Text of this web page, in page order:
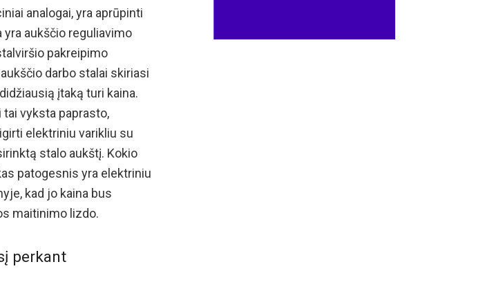
analogai, yra aprūpinti
aukščio reguliavimo
pakreipimo
darbo stalai skiriasi
įtaką turi kaina.
vyksta paprasto,
elektriniu varikliu su
stalo aukštį. Kokio
patogesnis yra elektriniu
kad jo kaina bus
maitinimo lizdo.
perkant